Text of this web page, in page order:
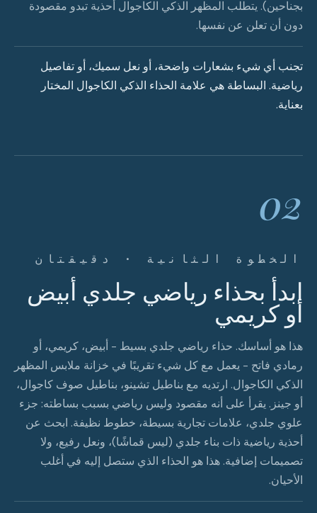
بجناحين). يتطلب المظهر الذكي الكاجوال أحذية تبدو مقصودة
دون أن تعلن عن نفسها.
تجنب أي شيء بشعارات واضحة، أو نعل سميك، أو تفاصيل
رياضية. البساطة هي علامة الحذاء الذكي الكاجوال المختار
بعناية.
02
الخطوة الثانية · دقيقتان
ابدأ بحذاء رياضي جلدي أبيض
أو كريمي
هذا هو أساسك. حذاء رياضي جلدي بسيط - أبيض، كريمي، أو
رمادي فاتح - يعمل مع كل شيء تقريبًا في خزانة ملابس المظهر
الذكي الكاجوال. ارتديه مع بناطيل تشينو، بناطيل صوف كاجوال،
أو جينز. يقرأ على أنه مقصود وليس رياضي بسبب بساطته: جزء
علوي جلدي، علامات تجارية بسيطة، خطوط نظيفة. ابحث عن
أحذية رياضية ذات بناء جلدي (ليس قماشًا)، ونعل رفيع، ولا
تصميمات إضافية. هذا هو الحذاء الذي ستصل إليه في أغلب
الأحيان.